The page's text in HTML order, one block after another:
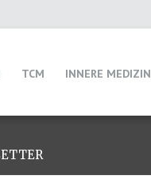
TCM INNERE MEDIZIN